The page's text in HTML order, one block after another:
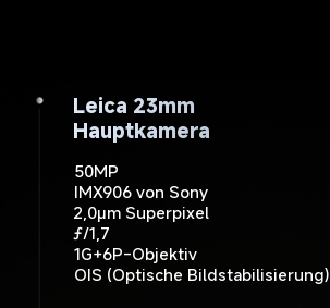
Leica 23mm
Hauptkamera
50MP
IMX906 von Sony
2,0µm Superpixel
ƒ/1,7
1G+6P-Objektiv
OIS (Optische Bildstabilisierung)
Leica 50mm
Telekamera
ƒ/1,9
Leica 15mm
Ultraweitwinkelkamera
12MP
ƒ/2,2
120° Sichtfeld (FOV)